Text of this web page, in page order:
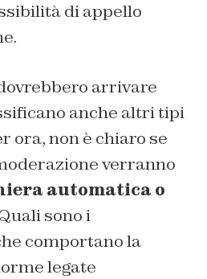
di appello
arrivare
anche altri tipi
ora, non è chiaro se
verranno
automatica o
sono i
comportano la
legate